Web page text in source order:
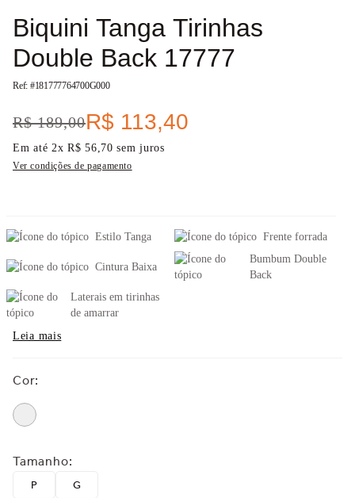
Biquini Tanga Tirinhas
Double Back 17777
Ref: #181777764700G000
R$ 189,00R$ 113,40
Em até 2xR$ 56,70 sem juros
Ver condições de pagamento
Estilo Tanga
Cintura Baixa
Laterais em tirinhas
de amarrar
Frente forrada
Bumbum Double
Back
Leia mais
Cor:
Tamanho:
P G